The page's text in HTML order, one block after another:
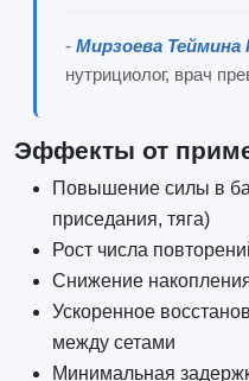
- Мирзоева Теймина
нутрициолог, врач
Эффекты от
Повышение силы в
приседания, тяга)
Рост числа
Снижение
Ускоренное
между сетами
Минимальная